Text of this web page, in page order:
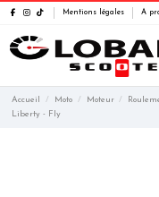
Mentions légales A
Accueil Moto Moteur
Liberty - Fly